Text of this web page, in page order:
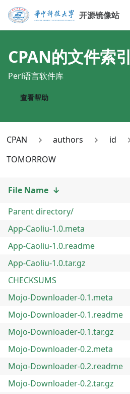
开源镜像站
CPAN的文件索引
Perl语言软件库
查看帮助
CPAN authors id
TOMORROW
File Name ↓
Parent directory/
App-Caoliu-1.0.meta
App-Caoliu-1.0.readme
App-Caoliu-1.0.tar.gz
CHECKSUMS
Mojo-Downloader-0.1.meta
Mojo-Downloader-0.1.readme
Mojo-Downloader-0.1.tar.gz
Mojo-Downloader-0.2.meta
Mojo-Downloader-0.2.readme
Mojo-Downloader-0.2.tar.gz